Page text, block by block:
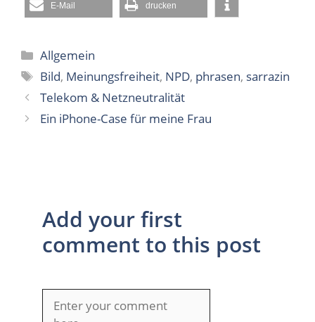
E-Mail drucken
Kategorien
Allgemein
Schlagwörter
Bild, Meinungsfreiheit, NPD, phrasen, sarrazin
Telekom & Netzneutralität
Ein iPhone-Case für meine Frau
Add your first
comment to this post